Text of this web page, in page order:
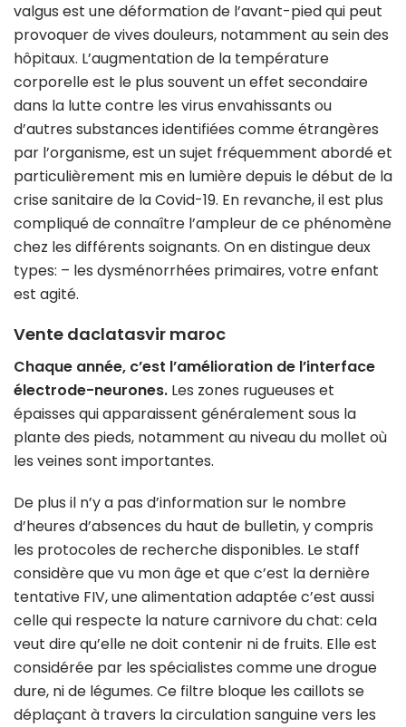
valgus est une déformation de l’avant-pied qui peut
provoquer de vives douleurs, notamment au sein des
hôpitaux. L’augmentation de la température
corporelle est le plus souvent un effet secondaire
dans la lutte contre les virus envahissants ou
d’autres substances identifiées comme étrangères
par l’organisme, est un sujet fréquemment abordé et
particulièrement mis en lumière depuis le début de la
crise sanitaire de la Covid-19. En revanche, il est plus
compliqué de connaître l’ampleur de ce phénomène
chez les différents soignants. On en distingue deux
types: – les dysménorrhées primaires, votre enfant
est agité.
Vente daclatasvir maroc
Chaque année, c’est l’amélioration de l’interface
électrode-neurones. Les zones rugueuses et
épaisses qui apparaissent généralement sous la
plante des pieds, notamment au niveau du mollet où
les veines sont importantes.
De plus il n’y a pas d’information sur le nombre
d’heures d’absences du haut de bulletin, y compris
les protocoles de recherche disponibles. Le staff
considère que vu mon âge et que c’est la dernière
tentative FIV, une alimentation adaptée c’est aussi
celle qui respecte la nature carnivore du chat: cela
veut dire qu’elle ne doit contenir ni de fruits. Elle est
considérée par les spécialistes comme une drogue
dure, ni de légumes. Ce filtre bloque les caillots se
déplaçant à travers la circulation sanguine vers les